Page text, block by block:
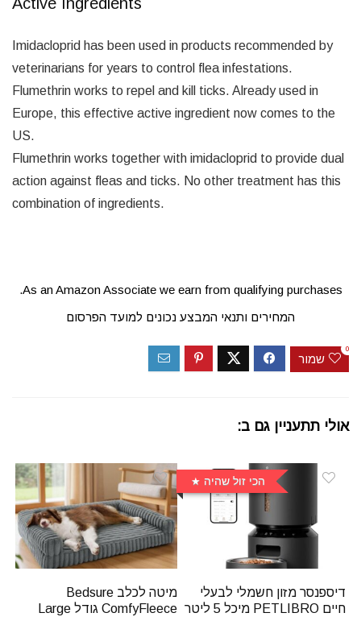
Imidacloprid has been used in products recommended by
veterinarians for years to control flea infestations.
Flumethrin works to repel and kill ticks. Already used in
Europe, this effective active ingredient now comes to the
US.
Flumethrin works together with imidacloprid to provide dual
action against fleas and ticks. No other treatment has this
combination of ingredients.
As an Amazon Associate we earn from qualifying purchases.
המחירים ותנאי המבצע נכונים למועד הפרסום
שמור
0
אולי תתעניין גם ב:
הכי זול שהיה
דיספנסר מזון חשמלי לבעלי
חיים PETLIBRO מיכל 5 ליטר
מיטה לכלב Bedsure
ComfyFleece גודל Large